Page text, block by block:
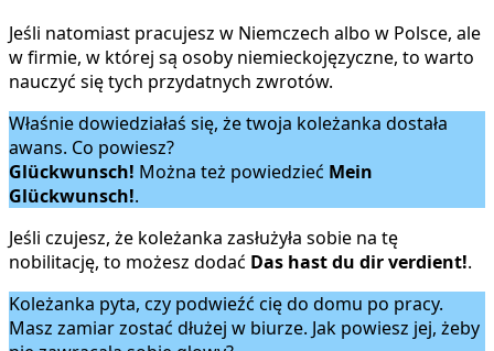
Jeśli natomiast pracujesz w Niemczech albo w Polsce, ale
w firmie, w której są osoby niemieckojęzyczne, to warto
nauczyć się tych przydatnych zwrotów.
Właśnie dowiedziałaś się, że twoja koleżanka dostała
awans. Co powiesz?
Glückwunsch! Można też powiedzieć Mein
Glückwunsch!.
Jeśli czujesz, że koleżanka zasłużyła sobie na tę
nobilitację, to możesz dodać Das hast du dir verdient!.
Koleżanka pyta, czy podwieźć cię do domu po pracy.
Masz zamiar zostać dłużej w biurze. Jak powiesz jej, żeby